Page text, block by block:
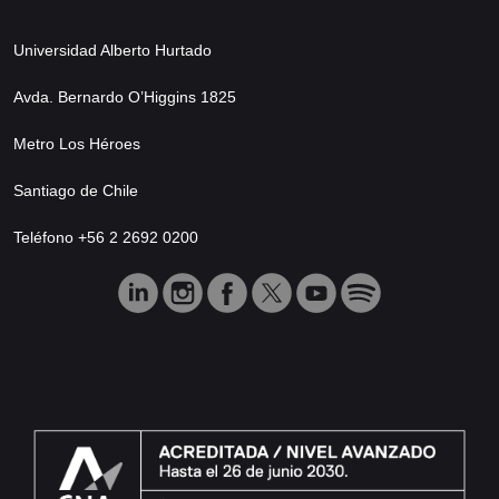
Universidad Alberto Hurtado
Avda. Bernardo O’Higgins 1825
Metro Los Héroes
Santiago de Chile
Teléfono +56 2 2692 0200